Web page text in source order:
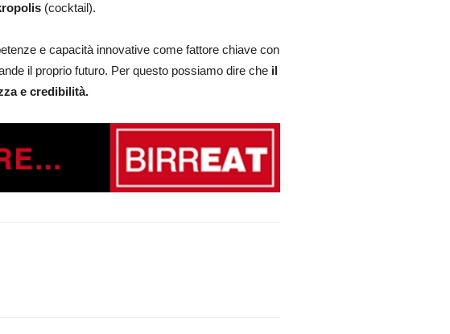
(cocktail).
e capacità innovative come fattore chiave con
il proprio futuro. Per questo possiamo dire che il
e credibilità.